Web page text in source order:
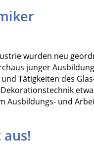
wurden neu
junger
Tätigkeiten des
Ausbildungs- und
Geld verdienen